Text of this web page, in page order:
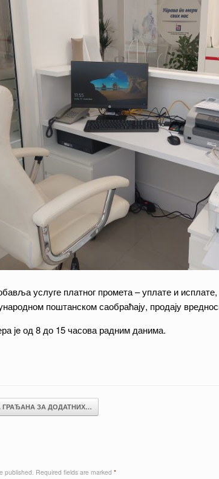
услуге платног промета – уплате и
поштанском саобраћају, продају
je од 8 до 15 часова радним данима.
ГРАЂАНА ЗА ДОДАТНИХ…
published. Required fields are marked *